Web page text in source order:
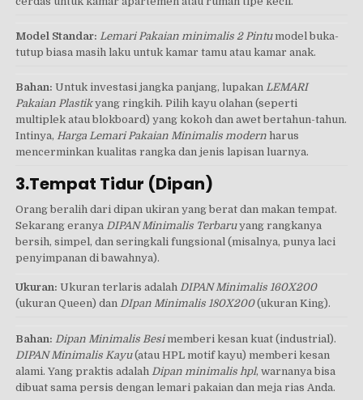
Model Standar: Lemari Pakaian minimalis 2 Pintumodel buka-
tutup biasa masih laku untuk kamar tamu atau kamar anak.
Bahan: Untuk investasi jangka panjang, lupakanLEMARI
Pakaian Plastikyang ringkih. Pilih kayu olahan (seperti
multiplek atau blokboard) yang kokoh dan awet bertahun-tahun.
Intinya,Harga Lemari Pakaian Minimalis modern harus
mencerminkan kualitas rangka dan jenis lapisan luarnya.
3.Tempat Tidur (Dipan)
Orang beralih dari dipan ukiran yang berat dan makan tempat.
Sekarang eranyaDIPAN Minimalis Terbaruyang rangkanya
bersih, simpel, dan seringkali fungsional (misalnya, punya laci
penyimpanan di bawahnya).
Ukuran: Ukuran terlaris adalahDIPAN Minimalis 160X200
(ukuran Queen) danDIpan Minimalis 180X200(ukuran King).
Bahan: Dipan Minimalis Besimemberi kesan kuat (industrial).
DIPAN Minimalis Kayu(atau HPL motif kayu) memberi kesan
alami. Yang praktis adalah Dipan minimalis hpl, warnanya bisa
dibuat sama persis dengan lemari pakaian dan meja rias Anda.